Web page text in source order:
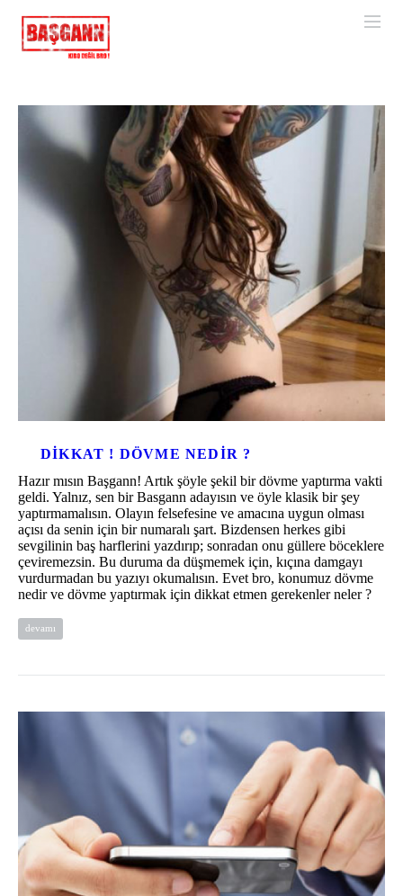
DIKKAT ! DÖVME NEDIR ?
Hazır mısın Başgann! Artık şöyle şekil bir dövme yaptırma vakti
geldi. Yalnız, sen bir Basgann adayısın ve öyle klasik bir şey
yaptırmamalısın. Olayın felsefesine ve amacına uygun olması
açısı da senin için bir numaralı şart. Bizdensen herkes gibi
sevgilinin baş harflerini yazdırıp; sonradan onu güllere böceklere
çeviremezsin. Bu duruma da düşmemek için, kıçına damgayı
vurdurmadan bu yazıyı okumalısın. Evet bro, konumuz dövme
nedir ve dövme yaptırmak için dikkat etmen gerekenler neler ?
devamı